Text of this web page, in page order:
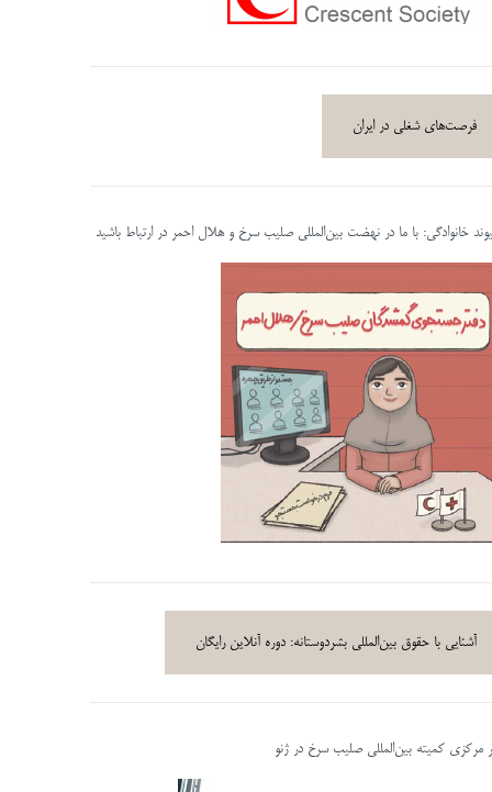
فرصت‌های شغلی در ایران
خانوادگی: با ما در نهضت بین‌المللی صلیب سرخ و هلال احمر در ارتباط باشید
آشنایی با حقوق بین‌المللی بشردوستانه: دوره آنلاین رایگان
مرکزی کمیته بین‌المللی صلیب سرخ در ژنو